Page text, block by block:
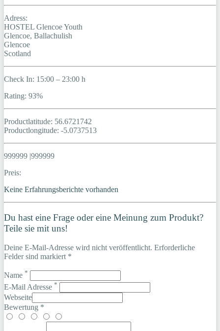
Adress:
HOSTEL Glencoe Youth
Glencoe, Ballachulish
Glencoe
Scotland
Check In: 15:00 – 23:00 h
Rating: 93%
Productlatitude: 56.6721742
Productlongitude: -5.0737513
999999 |999999
Preis:
Keine Erfahrungsberichte vorhanden
Du hast eine Frage oder eine Meinung zum Produkt?
Teile sie mit uns!
Deine E-Mail-Adresse wird nicht veröffentlicht. Erforderliche
Felder sind markiert *
Name *
E-Mail Adresse *
Webseite
Bewertung *